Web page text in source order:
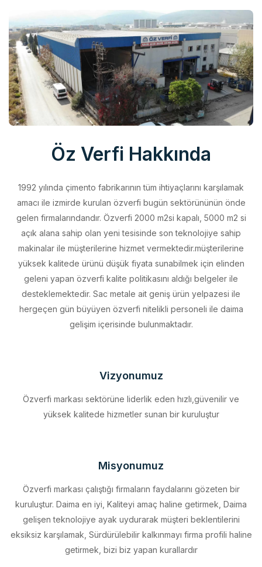
Öz Verfi Hakkında
1992 yılında çimento fabrikarının tüm ihtiyaçlarını karşılamak
gelen firmalarındandır. Özverfi 2000 m2si kapalı, 5000 m2 si
açık alana sahip olan yeni tesisinde son teknolojiye sahip
makinalar ile müşterilerine hizmet vermektedir.müşterilerine
yüksek kalitede ürünü düşük fiyata sunabilmek için elinden
geleni yapan özverfi kalite politikasını aldığı belgeler ile
desteklemektedir. Sac metale ait geniş ürün yelpazesi ile
hergeçen gün büyüyen özverfi nitelikli personeli ile daima
gelişim içerisinde bulunmaktadır.
Özverfi markası sektörüne liderlik eden hızlı,güvenilir ve
Özverfi markası çalıştığı firmaların faydalarını gözeten bir
gelişen teknolojiye ayak uydurarak müşteri beklentilerini
eksiksiz karşılamak, Sürdürülebilir kalkınmayı firma profili haline
getirmek, bizi biz yapan kurallardır